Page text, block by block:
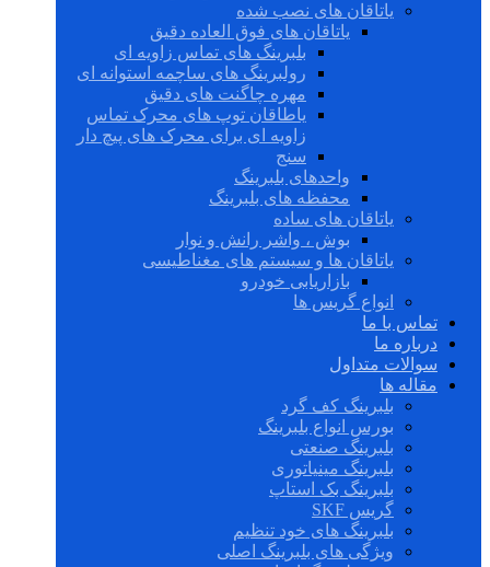
یاتاقان های نصب شده
یاتاقان های فوق العاده دقیق
بلبرینگ های تماس زاویه ای
رولبرینگ های ساچمه استوانه ای
مهره چاگنت های دقیق
یاطاقان توپ های محرک تماس
زاویه ای برای محرک های پیچ دار
سنج
واحدهای بلبرینگ
محفظه های بلبرینگ
یاتاقان های ساده
بوش ، واشر رانش و نوار
یاتاقان ها و سیستم های مغناطیسی
بازاریابی خودرو
انواع گریس ها
تماس با ما
درباره ما
سوالات متداول
مقاله ها
بلبرینگ کف گرد
بورس انواع بلبرینگ
بلبرینگ صنعتی
بلبرینگ مینیاتوری
بلبرینگ بک استاپ
گریس SKF
بلبرینگ های خود تنظیم
ویژگی های بلبرینگ اصلی